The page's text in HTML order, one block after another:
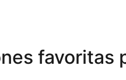
favoritas